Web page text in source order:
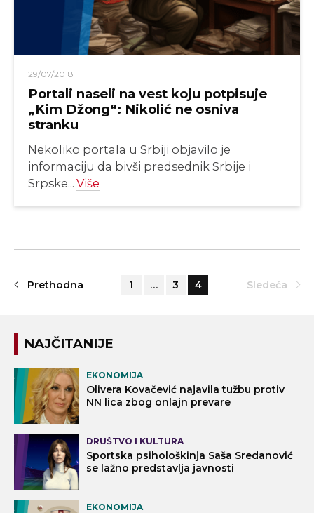
PRIJAVI LAŽNU VEST!
29/07/2018
Portali naseli na vest koju potpisuje
„Kim Džong“: Nikolić ne osniva
stranku
Nekoliko portala u Srbiji objavilo je
informaciju da bivši predsednik Srbije i
Srpske... Više
Prethodna 1 … 3 4 Sledeća
NAJČITANIJE
EKONOMIJA
Olivera Kovačević najavila tužbu protiv
NN lica zbog onlajn prevare
DRUŠTVO I KULTURA
Sportska psihološkinja Saša Sredanović
se lažno predstavlja javnosti
EKONOMIJA